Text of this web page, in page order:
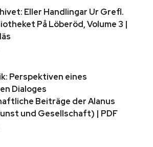
Eller Handlingar Ur Grefl.
På Löberöd, Volume 3 |
Perspektiven eines
Dialoges
Beiträge der Alanus
und Gesellschaft) | PDF